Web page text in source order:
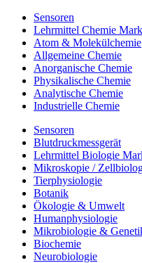
Sensoren
Lehrmittel Chemie
Atom & Molekülchemie
Allgemeine Chemie
Anorganische Chemie
Physikalische Chemie
Analytische Chemie
Industrielle Chemie
Sensoren
Blutdruckmessgerät
Lehrmittel Biologie
Mikroskopie /
Tierphysiologie
Botanik
Ökologie & Umwelt
Humanphysiologie
Mikrobiologie &
Biochemie
Neurobiologie